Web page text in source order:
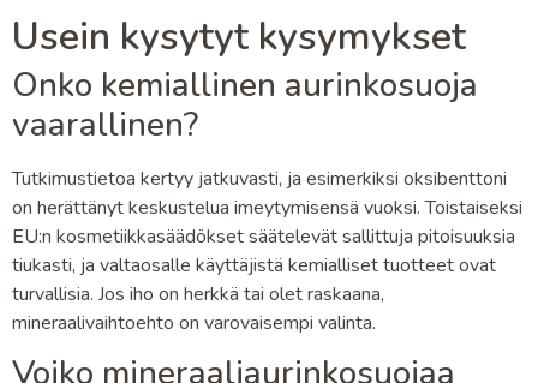
Usein kysytyt kysymykset
Onko kemiallinen aurinkosuoja
vaarallinen?
Tutkimustietoa kertyy jatkuvasti, ja esimerkiksi oksibenttoni
on herättänyt keskustelua imeytymisensä vuoksi. Toistaiseksi
EU:n kosmetiikkasäädökset säätelevät sallittuja pitoisuuksia
tiukasti, ja valtaosalle käyttäjistä kemialliset tuotteet ovat
turvallisia. Jos iho on herkkä tai olet raskaana,
mineraalivaihtoehto on varovaisempi valinta.
Voiko mineraaliaurinkosuojaa